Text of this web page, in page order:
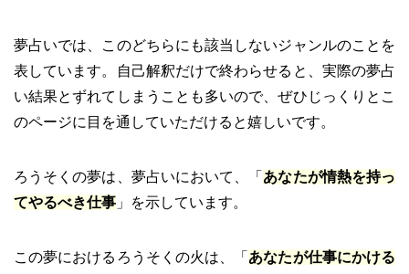
夢占いでは、このどちらにも該当しないジャンルのことを
表しています。自己解釈だけで終わらせると、実際の夢占
い結果とずれてしまうことも多いので、ぜひじっくりとこ
のページに目を通していただけると嬉しいです。
ろうそくの夢は、夢占いにおいて、「 あなたが情熱を持っ
てやるべき仕事 」を示しています。
この夢におけるろうそくの火は、「 あなたが仕事にかける